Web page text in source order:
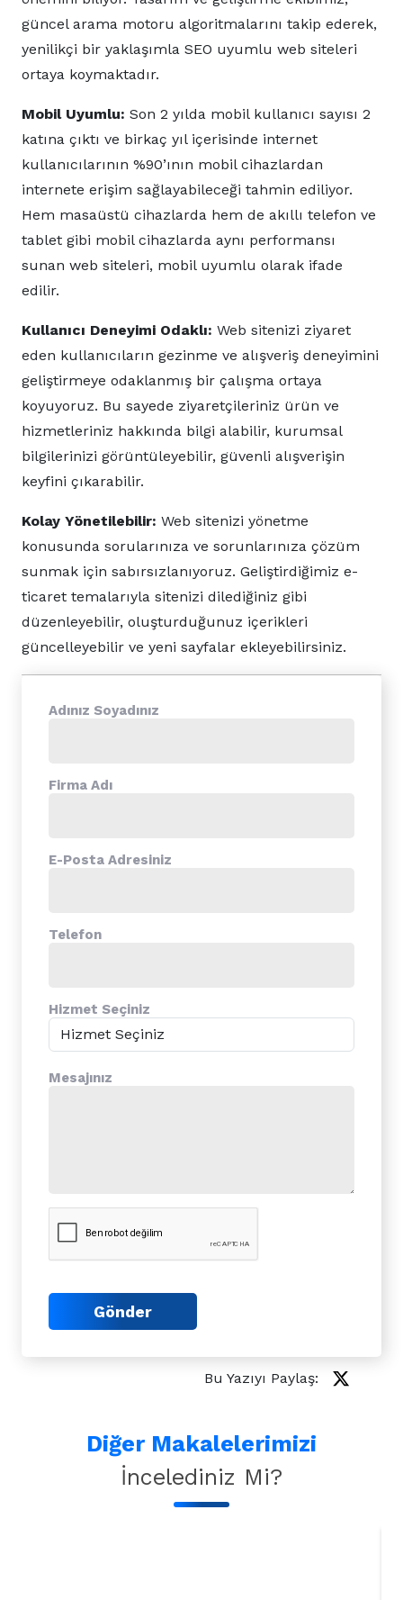
güncel arama motoru algoritmalarını takip ederek,
yenilikçi bir yaklaşımla SEO uyumlu web siteleri
ortaya koymaktadır.
Mobil Uyumlu: Son 2 yılda mobil kullanıcı sayısı 2
katına çıktı ve birkaç yıl içerisinde internet
kullanıcılarının %90’ının mobil cihazlardan
internete erişim sağlayabileceği tahmin ediliyor.
Hem masaüstü cihazlarda hem de akıllı telefon ve
tablet gibi mobil cihazlarda aynı performansı
sunan web siteleri, mobil uyumlu olarak ifade
edilir.
Kullanıcı Deneyimi Odaklı: Web sitenizi ziyaret
eden kullanıcıların gezinme ve alışveriş deneyimini
geliştirmeye odaklanmış bir çalışma ortaya
koyuyoruz. Bu sayede ziyaretçileriniz ürün ve
hizmetleriniz hakkında bilgi alabilir, kurumsal
bilgilerinizi görüntüleyebilir, güvenli alışverişin
keyfini çıkarabilir.
Kolay Yönetilebilir: Web sitenizi yönetme
konusunda sorularınıza ve sorunlarınıza çözüm
sunmak için sabırsızlanıyoruz. Geliştirdiğimiz e-
ticaret temalarıyla sitenizi dilediğiniz gibi
düzenleyebilir, oluşturduğunuz içerikleri
güncelleyebilir ve yeni sayfalar ekleyebilirsiniz.
Adınız Soyadınız
Firma Adı
E-Posta Adresiniz
Telefon
Hizmet Seçiniz
Mesajınız
Gönder
Bu Yazıyı Paylaş:
Diğer Makalelerimizi
İncelediniz Mi?